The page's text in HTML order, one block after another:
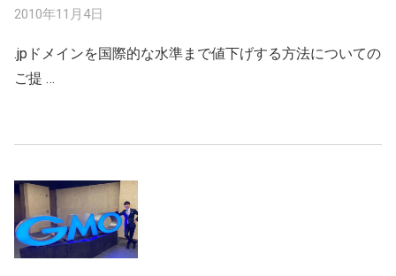
2010年11月4日
.jpドメインを国際的な水準まで値下げする方法についての
ご提 …